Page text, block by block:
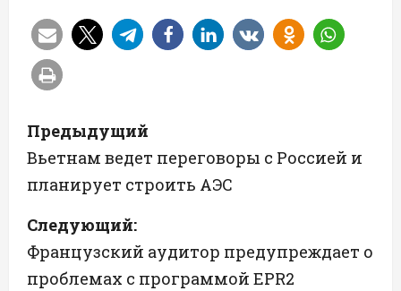
Н
а
в
и
г
Предыдущий
Вьетнам ведет переговоры с Россией и
планирует строить АЭС
Следующий:
Французский аудитор предупреждает о
проблемах с программой EPR2